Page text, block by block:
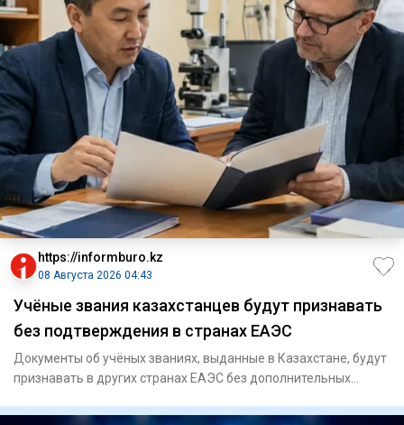
https://informburo.kz
08 Августа 2026 04:43
Учёные звания казахстанцев будут признавать
без подтверждения в странах ЕАЭС
Документы об учёных званиях, выданные в Казахстане, будут
признавать в других странах ЕАЭС без дополнительных